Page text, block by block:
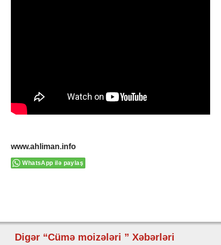
www.ahliman.info
WhatsApp ilə paylaş
Digər “Cümə moizələri ” Xəbərləri